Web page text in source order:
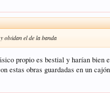
olvidan el de la banda
propio es bestial y harían bien
estas obras guardadas en un cajón